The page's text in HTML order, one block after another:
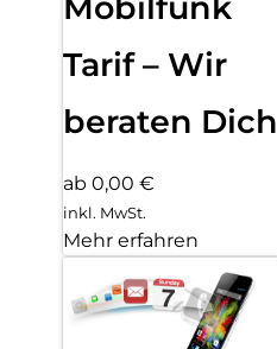
Tarif – Wir
beraten Dich
ab 0,00 €
inkl. MwSt.
Mehr erfahren